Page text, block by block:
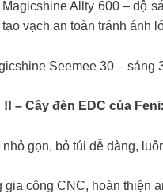
Allty 600 – độ
vạch an toàn tránh ánh
Seemee 30 – sáng
!! – Cây đèn EDC của
gọn, bỏ túi dễ dàng,
công CNC, hoàn thiện